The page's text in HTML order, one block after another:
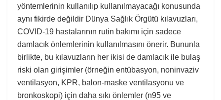
yöntemlerinin kullanılıp kullanılmayacağı konusunda
aynı fikirde değildir Dünya Sağlık Örgütü kılavuzları,
COVID-19 hastalarının rutin bakımı için sadece
damlacık önlemlerinin kullanılmasını önerir. Bununla
birlikte, bu kılavuzların her ikisi de damlacık ile bulaş
riski olan girişimler (örneğin entübasyon, noninvaziv
ventilasyon, KPR, balon-maske ventilasyonu ve
bronkoskopi) için daha sıkı önlemler (n95 ve